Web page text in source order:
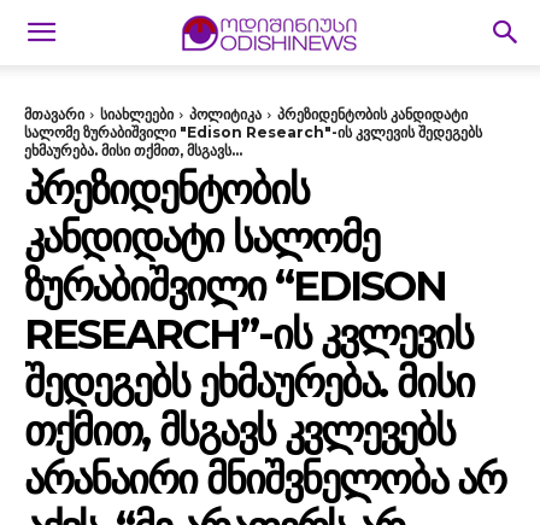
მთავარი სიახლეები პოლიტიკა
პრეზიდენტობის კანდიდატი
სალომე ზურაბიშვილი "Edison Research"-ის კვლევის შედეგებს
ეხმაურება. მისი თქმით, მსგავს...
ᲞᲠᲔᲖᲘᲓᲔᲜᲢᲝᲑᲘᲡ
ᲙᲐᲜᲓᲘᲓᲐᲢᲘ ᲡᲐᲚᲝᲛᲔ
ᲖᲣᲠᲐᲑᲘᲨᲕᲘᲚᲘ “EDISON
RESEARCH”-ᲘᲡ ᲙᲕᲚᲔᲕᲘᲡ
ᲨᲔᲓᲔᲒᲔᲑᲡ ᲔᲮᲛᲐᲣᲠᲔᲑᲐ. ᲛᲘᲡᲘ
ᲗᲥᲛᲘᲗ, ᲛᲡᲒᲐᲕᲡ ᲙᲕᲚᲔᲕᲔᲑᲡ
ᲐᲠᲐᲜᲐᲘᲠᲘ ᲛᲜᲘᲨᲕᲜᲔᲚᲝᲑᲐ ᲐᲠ